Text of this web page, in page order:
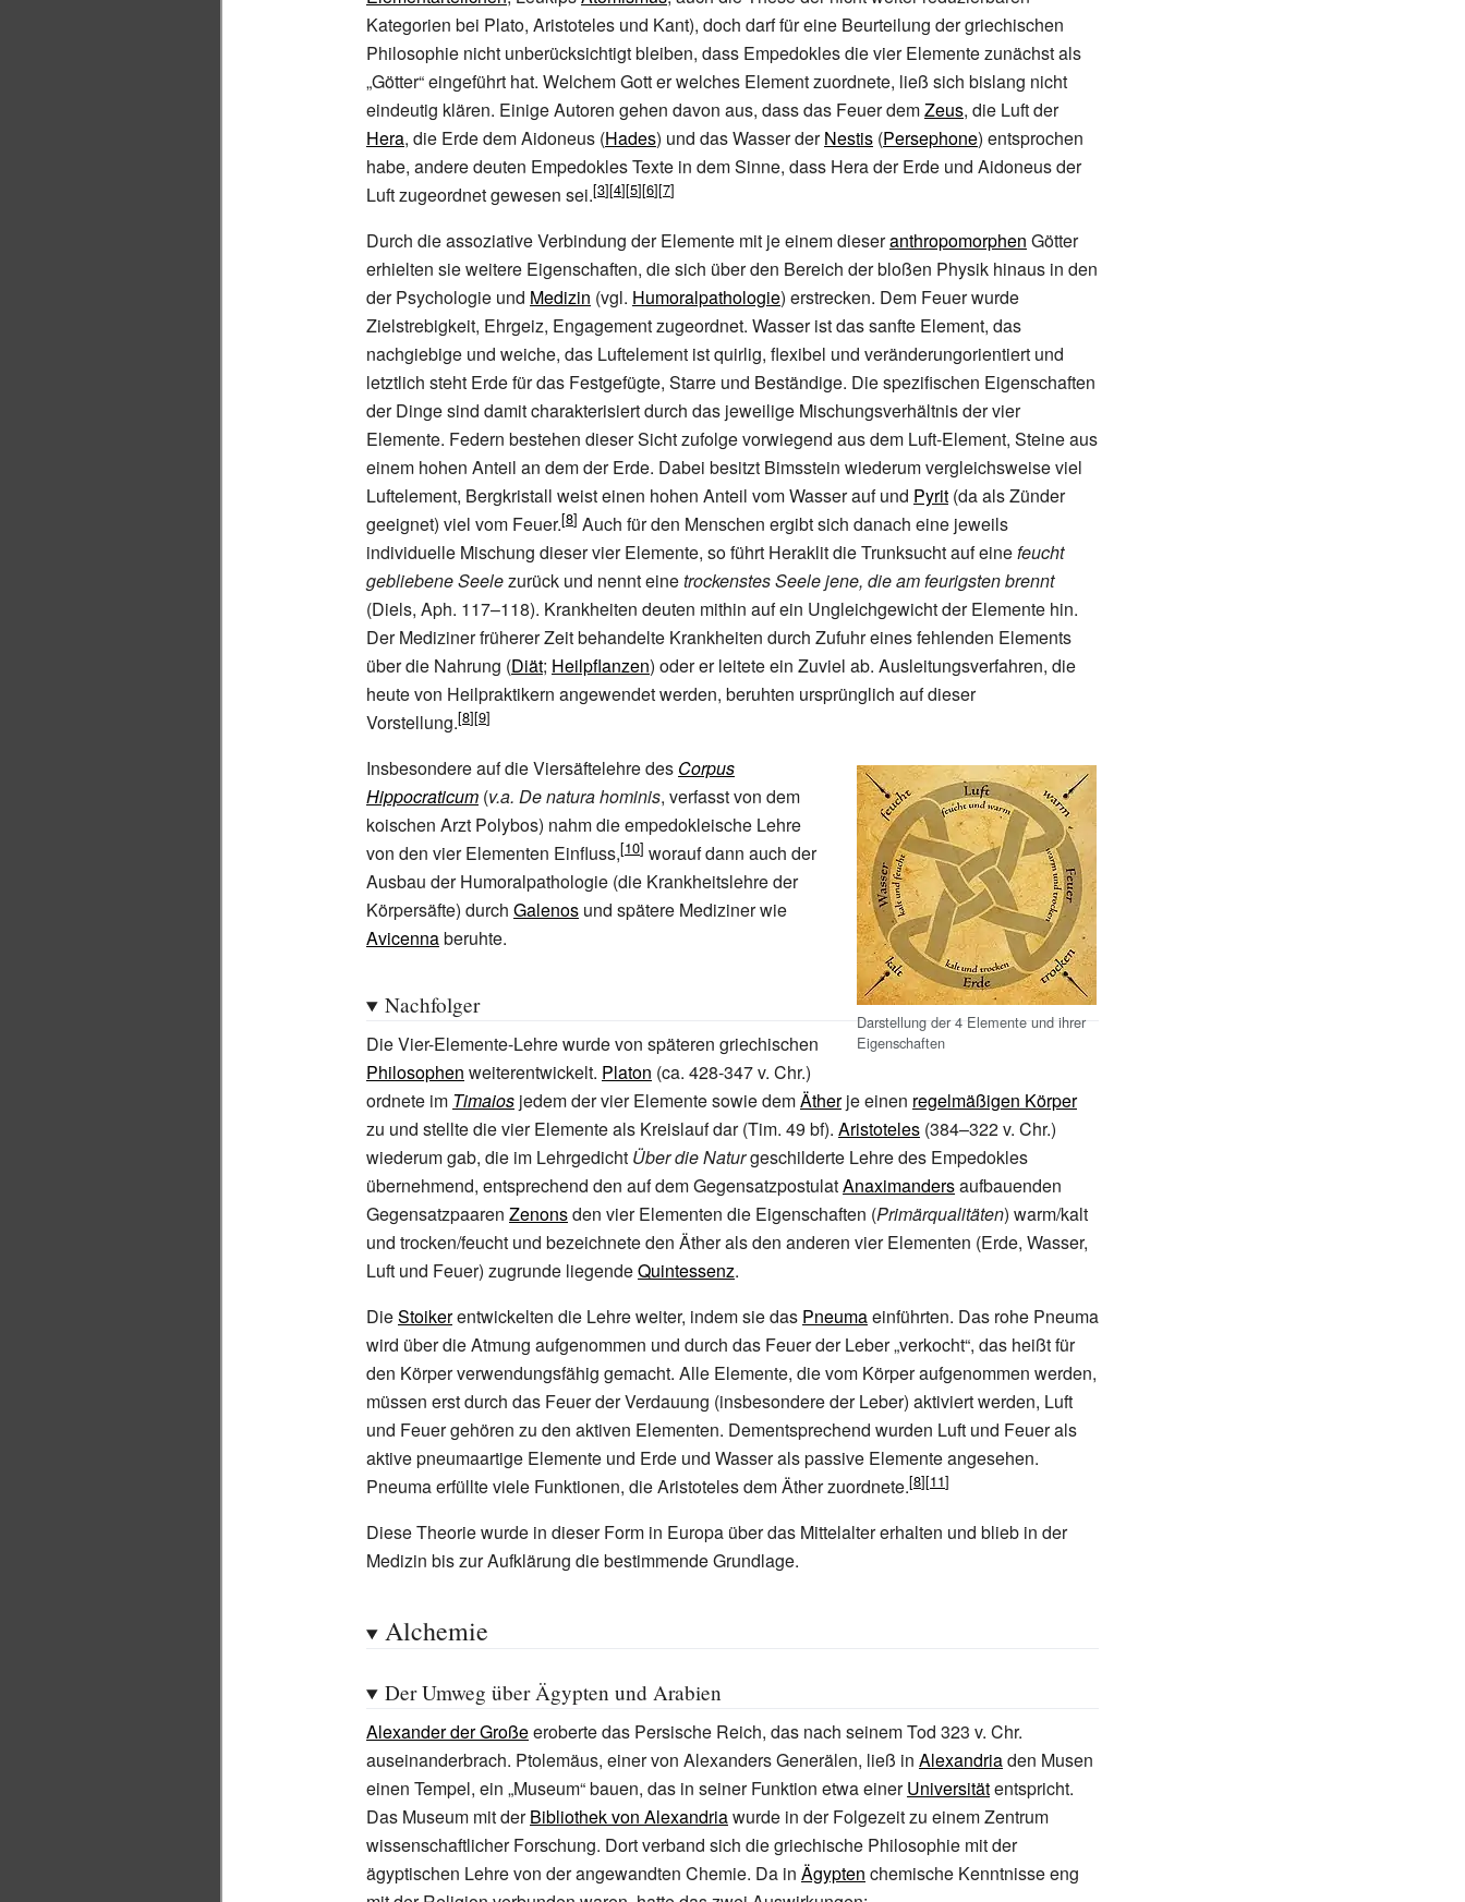
Kategorien bei Plato, Aristoteles und Kant), doch darf für eine Beurteilung der griechischen
Philosophie nicht unberücksichtigt bleiben, dass Empedokles die vier Elemente zunächst als
„Götter“ eingeführt hat. Welchem Gott er welches Element zuordnete, ließ sich bislang nicht
eindeutig klären. Einige Autoren gehen davon aus, dass das Feuer demZeus, die Luft der
Hera, die Erde dem Aidoneus (Hades) und das Wasser derNestis (Persephone) entsprochen
habe, andere deuten Empedokles Texte in dem Sinne, dass Hera der Erde und Aidoneus der
Luft zugeordnet gewesen sei.
Durch die assoziative Verbindung der Elemente mit je einem dieseranthropomorphen Götter
erhielten sie weitere Eigenschaften, die sich über den Bereich der bloßen Physik hinaus in den
der Psychologie und Medizin (vgl. Humoralpathologie) erstrecken. Dem Feuer wurde
Zielstrebigkeit, Ehrgeiz, Engagement zugeordnet. Wasser ist das sanfte Element, das
nachgiebige und weiche, das Luftelement ist quirlig, flexibel und veränderungorientiert und
letztlich steht Erde für das Festgefügte, Starre und Beständige. Die spezifischen Eigenschaften
der Dinge sind damit charakterisiert durch das jeweilige Mischungsverhältnis der vier
Elemente. Federn bestehen dieser Sicht zufolge vorwiegend aus dem Luft-Element, Steine aus
einem hohen Anteil an dem der Erde. Dabei besitzt Bimsstein wiederum vergleichsweise viel
Luftelement, Bergkristall weist einen hohen Anteil vom Wasser auf und Pyrit (da als Zünder
geeignet) viel vom Feuer.
Auch für den Menschen ergibt sich danach eine jeweils
individuelle Mischung dieser vier Elemente, so führt Heraklit die Trunksucht auf einefeucht
gebliebene Seelezurück und nennt einetrockenstes Seele jene, die am feurigsten brennt
(Diels, Aph. 117–118). Krankheiten deuten mithin auf ein Ungleichgewicht der Elemente hin.
Der Mediziner früherer Zeit behandelte Krankheiten durch Zufuhr eines fehlenden Elements
über die Nahrung (Diät; Heilpflanzen) oder er leitete ein Zuviel ab. Ausleitungsverfahren, die
heute von Heilpraktikern angewendet werden, beruhten ursprünglich auf dieser
Vorstellung.
Darstellung der 4 Elemente und ihrer
Eigenschaften
Insbesondere auf die Viersäftelehre des Corpus
Hippocraticum (v.a. De natura hominis, verfasst von dem
koischen Arzt Polybos) nahm die empedokleische Lehre
von den vier Elementen Einfluss,
worauf dann auch der
Ausbau der Humoralpathologie (die Krankheitslehre der
Körpersäfte) durch Galenos und spätere Mediziner wie
Avicennaberuhte.
Nachfolger
Die Vier-Elemente-Lehre wurde von späteren griechischen
Philosophen weiterentwickelt. Platon (ca. 428-347v. Chr.)
ordnete im Timaios jedem der vier Elemente sowie demÄtherje einen regelmäßigen Körper
zu und stellte die vier Elemente als Kreislauf dar (Tim. 49 bf). Aristoteles (384–322v. Chr.)
wiederum gab, die im Lehrgedicht Über die Naturgeschilderte Lehre des Empedokles
übernehmend, entsprechend den auf dem GegensatzpostulatAnaximandersaufbauenden
Gegensatzpaaren Zenonsden vier Elementen die Eigenschaften (Primärqualitäten) warm/kalt
und trocken/feucht und bezeichnete den Äther als den anderen vier Elementen (Erde, Wasser,
Luft und Feuer) zugrunde liegendeQuintessenz.
DieStoikerentwickelten die Lehre weiter, indem sie das Pneumaeinführten. Das rohe Pneuma
wird über die Atmung aufgenommen und durch das Feuer der Leber „verkocht“, das heißt für
den Körper verwendungsfähig gemacht. Alle Elemente, die vom Körper aufgenommen werden,
müssen erst durch das Feuer der Verdauung (insbesondere der Leber) aktiviert werden, Luft
und Feuer gehören zu den aktiven Elementen. Dementsprechend wurden Luft und Feuer als
aktive pneumaartige Elemente und Erde und Wasser als passive Elemente angesehen.
Pneuma erfüllte viele Funktionen, die Aristoteles dem Äther zuordnete.
Diese Theorie wurde in dieser Form in Europa über das Mittelalter erhalten und blieb in der
Medizin bis zur Aufklärung die bestimmende Grundlage.
Alchemie
Der Umweg über Ägypten und Arabien
Alexander der Großeeroberte das Persische Reich, das nach seinem Tod 323 v. Chr.
auseinanderbrach. Ptolemäus, einer von Alexanders Generälen, ließ in Alexandriaden Musen
einen Tempel, ein „Museum“ bauen, das in seiner Funktion etwa einerUniversitätentspricht.
Das Museum mit derBibliothek von Alexandriawurde in der Folgezeit zu einem Zentrum
wissenschaftlicher Forschung. Dort verband sich die griechische Philosophie mit der
ägyptischen Lehre von der angewandten Chemie. Da in Ägypten chemische Kenntnisse eng